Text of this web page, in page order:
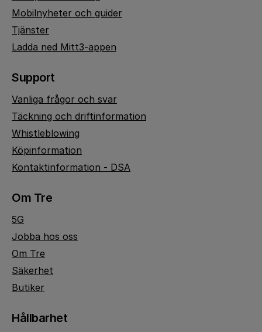
Mobilnyheter och guider
Tjänster
Ladda ned Mitt3-appen
Support
Vanliga frågor och svar
Täckning och driftinformation
Whistleblowing
Köpinformation
Kontaktinformation - DSA
Om Tre
5G
Jobba hos oss
Om Tre
Säkerhet
Butiker
Hållbarhet